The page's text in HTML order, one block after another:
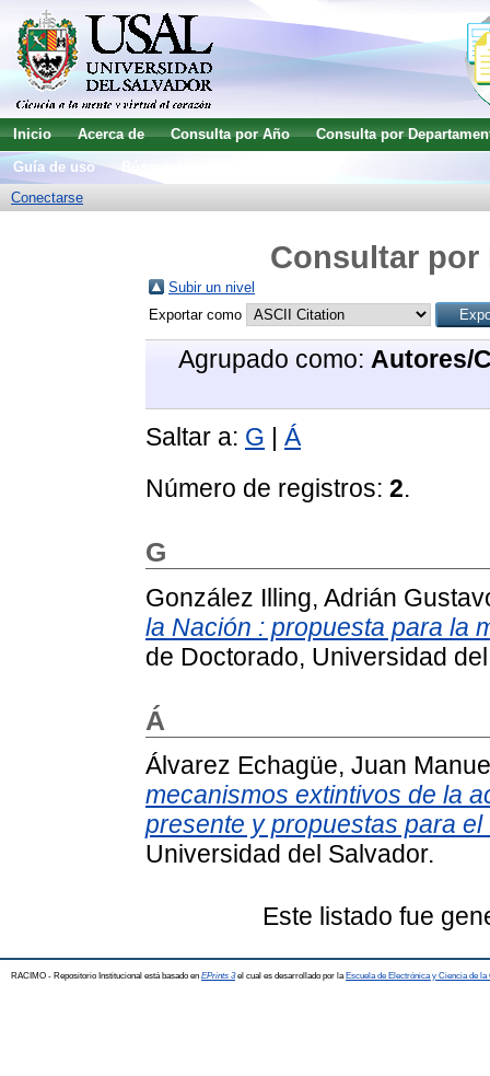
Inicio Acerca de Consulta por Año
Consulta por
Guía de uso
Conectarse
Consultar
Subir un nivel
Exportar como
Agrupado como: Autores/
Saltar a: G | Á
Número de registros: 2.
G
González Illing, Adrián
la Nación : propuesta para la
de Doctorado, Universidad
Á
Álvarez Echagüe, Juan
mecanismos extintivos de la
presente y propuestas para el
Universidad del Salvador.
Este listado fue
RACIMO - Repositorio Institucional está basado en EPrints 3el cual es desarrollado por la Escuela de Electrónica y Ciencia de la